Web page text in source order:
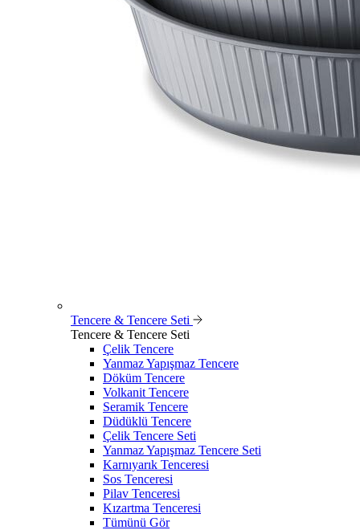
Tencere & Tencere Seti
Tencere & Tencere Seti
Çelik Tencere
Yanmaz Yapışmaz Tencere
Döküm Tencere
Volkanit Tencere
Seramik Tencere
Düdüklü Tencere
Çelik Tencere Seti
Yanmaz Yapışmaz Tencere Seti
Karnıyarık Tenceresi
Sos Tenceresi
Pilav Tenceresi
Kızartma Tenceresi
Tümünü Gör